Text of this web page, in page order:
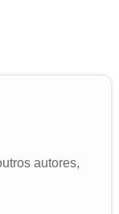
autores,